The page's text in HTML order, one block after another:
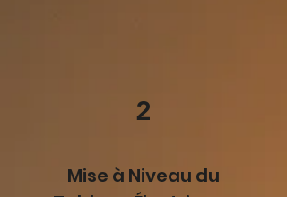
2
Mise à Niveau du